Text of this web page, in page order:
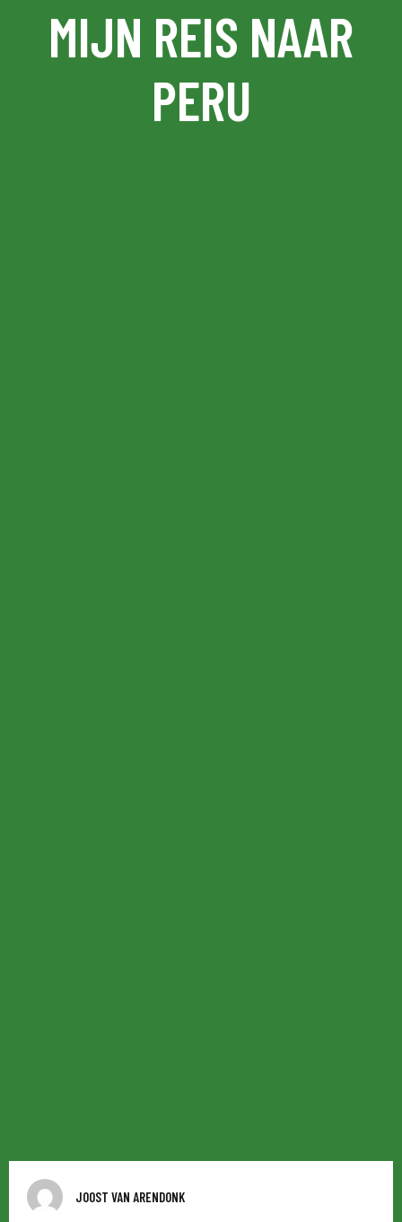
MIJN REIS NAAR
PERU
JOOST VAN ARENDONK